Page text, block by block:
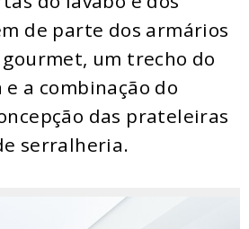
de parte dos armários
um trecho do
a combinação do
das prateleiras
serralheria.